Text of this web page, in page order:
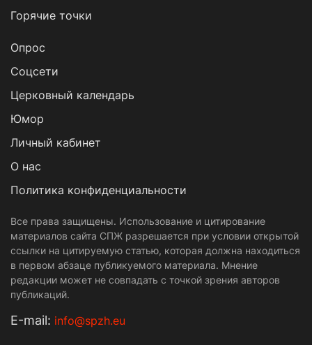
Горячие точки
Опрос
Cоцсети
Церковный календарь
Юмор
Личный кабинет
О нас
Политика конфиденциальности
Все права защищены. Использование и цитирование
материалов сайта СПЖ разрешается при условии открытой
ссылки на цитируемую статью, которая должна находиться
в первом абзаце публикуемого материала. Мнение
редакции может не совпадать с точкой зрения авторов
публикаций.
Е-mail: info@spzh.eu